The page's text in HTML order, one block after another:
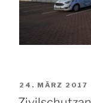
AM
24. MÄRZ 2017